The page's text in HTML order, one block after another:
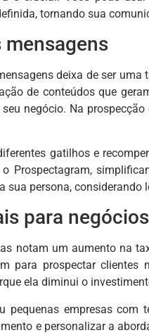
tornando sua
deixa de ser
de conteúdos que
negócio. Na
gatilhos e
Prospectagram,
persona,
para negócios
notam um aumento na
para prospectar
ela diminui o
pequenas empresas
e personalizar a